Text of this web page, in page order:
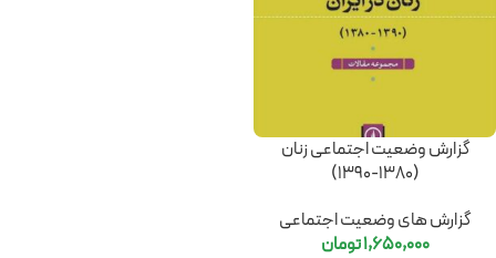
گزارش وضعیت اجتماعی زنان
(1380-1390)
گزارش های وضعیت اجتماعی
1,650,000تومان